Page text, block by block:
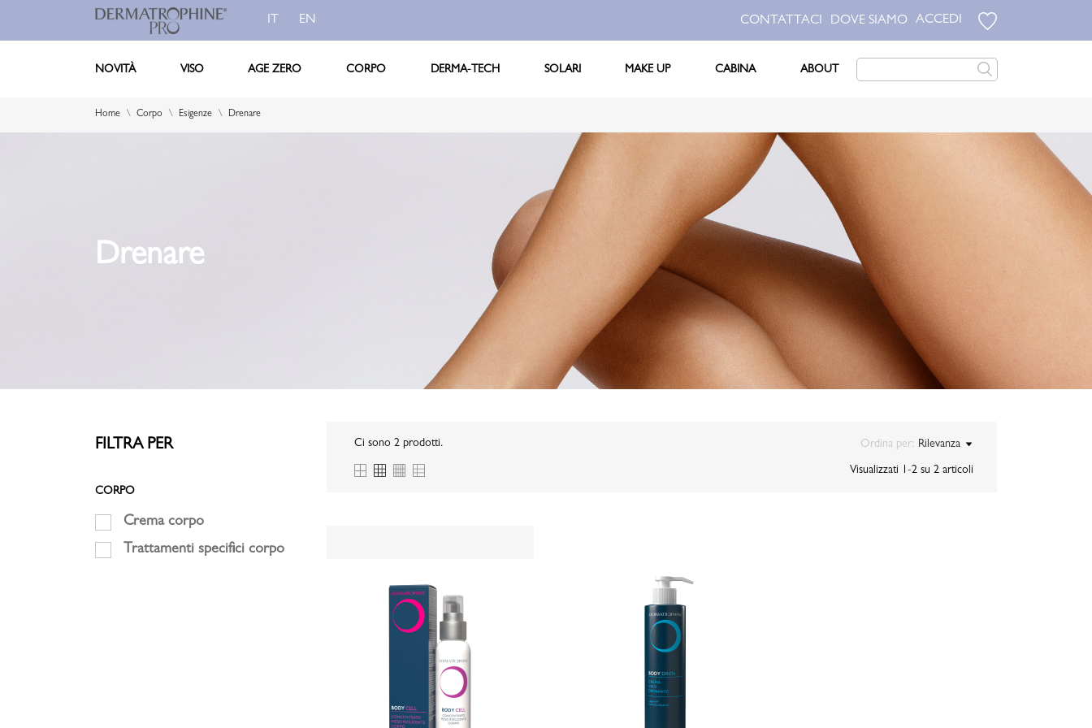
IT EN CONTATTACI DOVE SIAMO ACCEDI
NOVITÀ VISO AGE ZERO CORPO DERMA-TECH SOLARI MAKE UP CABINA ABOUT
Home Corpo Esigenze Drenare
Drenare
FILTRA PER
CORPO
Crema corpo
Trattamenti specifici corpo
Ci sono 2 prodotti. Ordina per: Rilevanza
Visualizzati 1-2 su 2 articoli